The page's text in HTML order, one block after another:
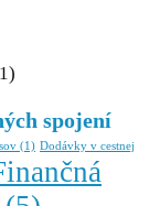
spojení
(1) Dodávky v cestnej